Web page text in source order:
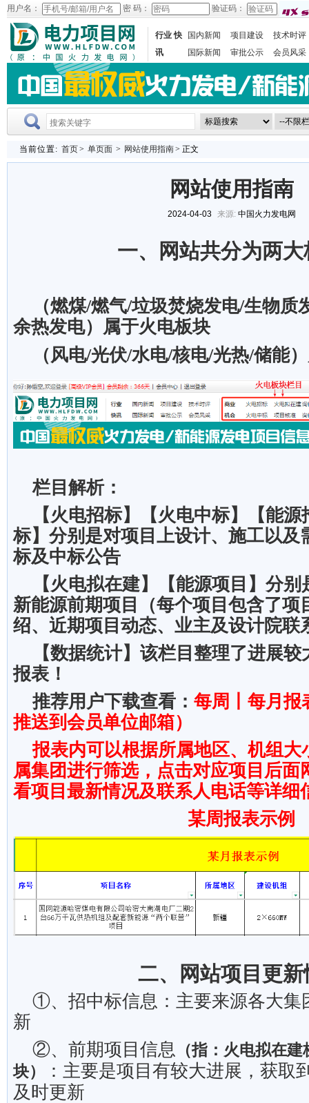
用户名： 密 码： 验证码：
行业 快
讯
国内新闻 项目建设
技术时评
国际新闻
审批公示 会员风采
当前位置: 首页> 单页面 > 网站使用指南> 正文
网站使用指南
2024-04-03 来源: 中国火力发电网
一、网站共分为两
（燃煤/燃气/垃圾焚烧发电/生物质
余热发电）属于火电板块
（风电/光伏/水电/核电/光热/储能
栏目解析：
【火电招标】【火电中标】【能
标】分别是对项目上设计、施工以及
标及中标公告
【火电拟在建】【能源项目】分
新能源前期项目（每个项目包含了项
绍、近期项目动态、业主及设计院联
【数据统计】该栏目整理了进展
报表！
推荐用户下载查看： 每周丨每月报
推送到会员单位邮箱）
报表内可以根据所属地区、机组大
属集团进行筛选，点击对应项目后面
看项目最新情况及联系人电话等详细
某周报表示例
二、网站项目更新
①、招中标信息：主要来源各大集
新
②、前期项目信息 （指：火电拟在
块）
：主要是项目有较大进展，获取
及时更新